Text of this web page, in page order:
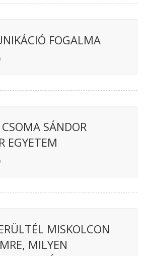
FOGALMA
SÁNDOR
EGYETEM
MISKOLCON
MILYEN